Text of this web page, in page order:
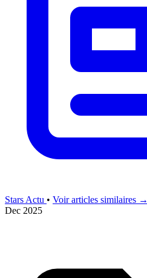
Stars Actu • Voir articles similaires →
Dec 2025